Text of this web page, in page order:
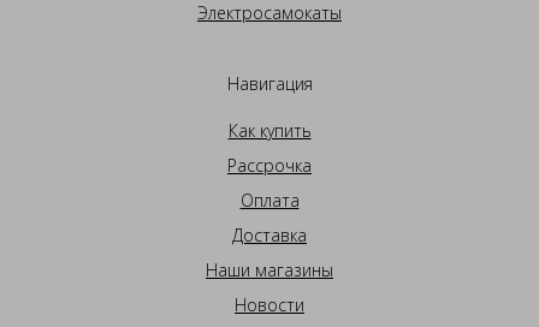
Электросамокаты
Навигация
Как купить
Рассрочка
Оплата
Доставка
Наши магазины
Новости